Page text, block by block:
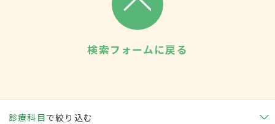
検索フォームに戻る
診療科目で絞り込む